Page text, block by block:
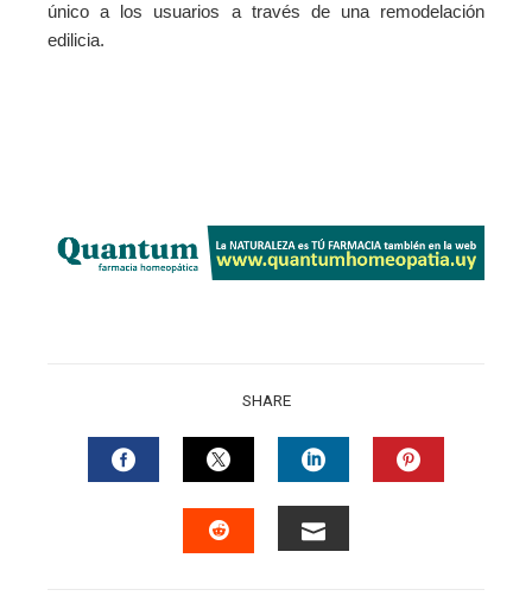
único a los usuarios a través de una remodelación
edilicia.
SHARE
FACEBOOKTWITTERLINKEDIN